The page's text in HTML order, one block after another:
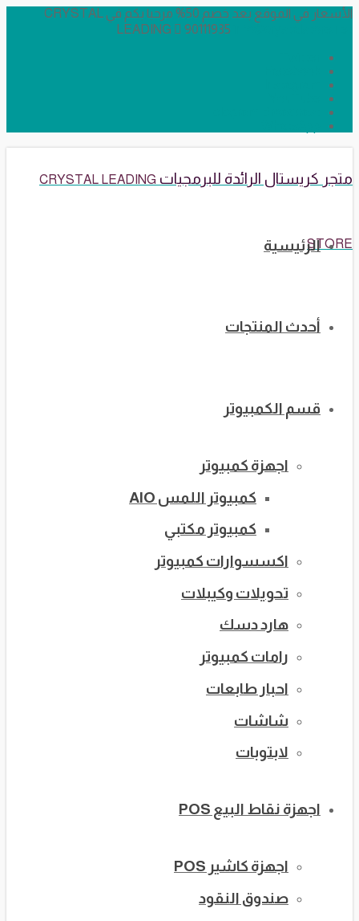
الأسعار في الموقع بعد خصم 50% مرحبا بكم في CRYSTAL
LEADING
90111935
متجر كريستال الرائدة للبرمجيات CRYSTAL LEADING
STOREالرئيسية
أحدث المنتجات
قسم الكمبيوتر
اجهزة كمبيوتر
كمبيوتر اللمس AIO
كمبيوتر مكتبي
اكسسوارات كمبيوتر
تحويلات وكيبلات
هارد دسك
رامات كمبيوتر
احبار طابعات
شاشات
لابتوبات
اجهزة نقاط البيع POS
اجهزة كاشير POS
صندوق النقود